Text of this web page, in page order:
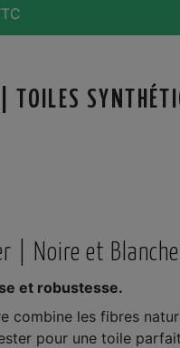
TOILES
| Noire et Blanche
et robustesse.
combine les fibres
pour une toile